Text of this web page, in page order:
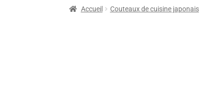
AccueilChroma France Commande
Accueil Couteaux de cuisine japonais